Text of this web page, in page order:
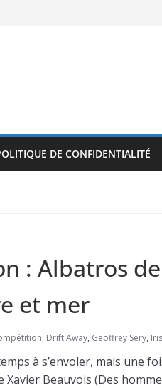
DE CONFIDENTIALITÉ
: Albatros
et mer
, Drift Away, Geoffrey Sery,
à s’envoler, mais une
Beauvois (Des